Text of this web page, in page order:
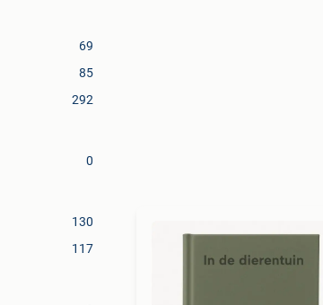
69
85
292
0
130
117